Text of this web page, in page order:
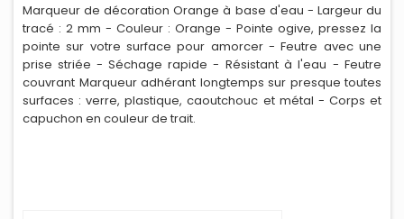
Marqueur de décoration Orange à base d'eau - Largeur du
tracé : 2 mm - Couleur : Orange - Pointe ogive, pressez la
pointe sur votre surface pour amorcer - Feutre avec une
prise striée - Séchage rapide - Résistant à l'eau - Feutre
couvrant Marqueur adhérant longtemps sur presque toutes
surfaces : verre, plastique, caoutchouc et métal - Corps et
capuchon en couleur de trait.